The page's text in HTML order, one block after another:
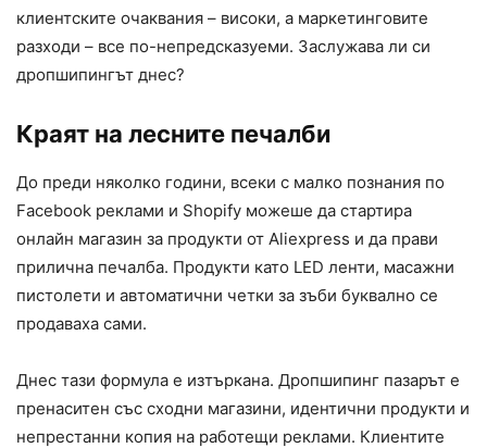
клиентските очаквания – високи, а маркетинговите
разходи – все по-непредсказуеми. Заслужава ли си
дропшипингът днес?
Краят на лесните печалби
До преди няколко години, всеки с малко познания по
Facebook реклами и Shopify можеше да стартира
онлайн магазин за продукти от Aliexpress и да прави
прилична печалба. Продукти като LED ленти, масажни
пистолети и автоматични четки за зъби буквално се
продаваха сами.
Днес тази формула е изтъркана. Дропшипинг пазарът е
пренаситен със сходни магазини, идентични продукти и
непрестанни копия на работещи реклами. Клиентите